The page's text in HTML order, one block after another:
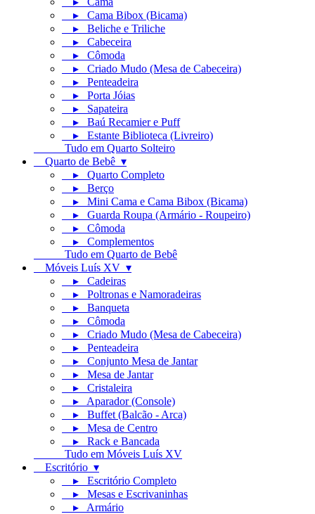
▸ Cama Bibox (Bicama)
▸ Beliche e Triliche
▸ Cabeceira
▸ Cômoda
▸ Criado Mudo (Mesa de Cabeceira)
▸ Penteadeira
▸ Porta Jóias
▸ Sapateira
▸ Baú Recamier e Puff
▸ Estante Biblioteca (Livreiro)
Tudo em Quarto Solteiro
Quarto de Bebê ▾
▸ Quarto Completo
▸ Berço
▸ Mini Cama e Cama Bibox (Bicama)
▸ Guarda Roupa (Armário - Roupeiro)
▸ Cômoda
▸ Complementos
Tudo em Quarto de Bebê
Móveis Luís XV ▾
▸ Cadeiras
▸ Poltronas e Namoradeiras
▸ Banqueta
▸ Cômoda
▸ Criado Mudo (Mesa de Cabeceira)
▸ Penteadeira
▸ Conjunto Mesa de Jantar
▸ Mesa de Jantar
▸ Cristaleira
▸ Aparador (Console)
▸ Buffet (Balcão - Arca)
▸ Mesa de Centro
▸ Rack e Bancada
Tudo em Móveis Luís XV
Escritório ▾
▸ Escritório Completo
▸ Mesas e Escrivaninhas
▸ Armário